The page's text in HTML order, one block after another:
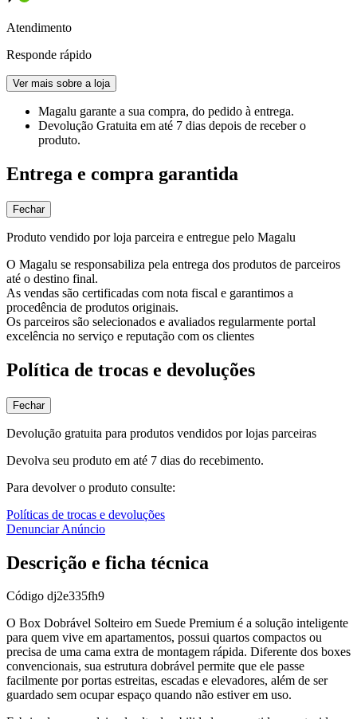
Atendimento
Responde rápido
Ver mais sobre a loja
Magalu garante a sua compra, do pedido à entrega.
Devolução Gratuita em até 7 dias depois de receber o
produto.
Entrega e compra garantida
Fechar
Produto vendido por loja parceira e entregue pelo Magalu
O Magalu se responsabiliza pela entrega dos produtos de parceiros
até o destino final.
As vendas são certificadas com nota fiscal e garantimos a
procedência de produtos originais.
Os parceiros são selecionados e avaliados regularmente portal
excelência no serviço e reputação com os clientes
Política de trocas e devoluções
Fechar
Devolução gratuita para produtos vendidos por lojas parceiras
Devolva seu produto em até 7 dias do recebimento.
Para devolver o produto consulte:
Políticas de trocas e devoluções
Denunciar Anúncio
Descrição e ficha técnica
Código dj2e335fh9
O Box Dobrável Solteiro em Suede Premium é a solução inteligente
para quem vive em apartamentos, possui quartos compactos ou
precisa de uma cama extra de montagem rápida. Diferente dos boxes
convencionais, sua estrutura dobrável permite que ele passe
facilmente por portas estreitas, escadas e elevadores, além de ser
guardado sem ocupar espaço quando não estiver em uso.